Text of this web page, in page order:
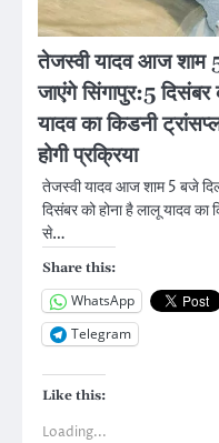
तेजस्वी यादव आज शाम
जाएंगे सिंगापुर:5 दिसंबर
यादव का किडनी
होगी प्रक्रिया
तेजस्वी यादव आज शाम 5 बजे
दिसंबर को होना है लालू यादव
से…
Share this:
WhatsApp
Telegram
Like this:
Loading...